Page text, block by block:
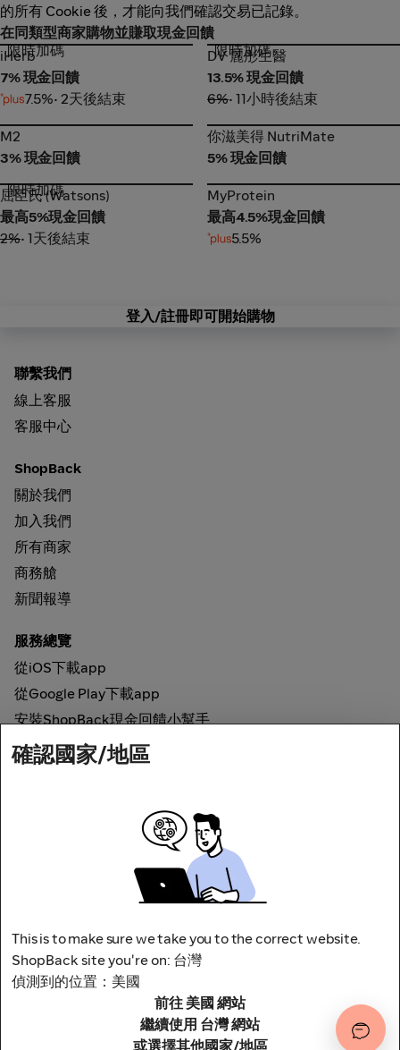
的所有 Cookie 後，才能向我們確認交易已記錄。
在同類型商家購物並賺取現金回饋
iHerb
限時加碼
iHerb
7% 現金回饋
7.5%• 2天後結束
DV 麗彤生醫
限時加碼
DV 麗彤生醫
13.5% 現金回饋
6%• 11小時後結束
M2
M2
3% 現金回饋
你滋美得 NutriMate
你滋美得 NutriMate
5% 現金回饋
屈臣氏 (Watsons)
限時加碼
屈臣氏 (Watsons)
最高5%現金回饋
2%• 1天後結束
MyProtein
MyProtein
最高4.5%現金回饋
5.5%
登入/註冊即可開始購物
聯繫我們
線上客服
客服中心
ShopBack
關於我們
加入我們
所有商家
商務艙
新聞報導
服務總覽
從iOS下載app
從Google Play下載app
安裝ShopBack現金回饋小幫手
如何運作
地址：台北市松山區南京東路四段1號8樓
隱私權政策
確認國家/地區
This is to make sure we take you to the correct website.
ShopBack site you're on: 台灣
偵測到的位置：美國
前往 美國 網站
繼續使用 台灣 網站
或選擇其他國家/地區